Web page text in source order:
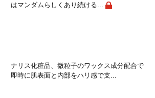
はマンダムらしくあり続ける...
ナリス化粧品、微粒子のワックス成分配合で
即時に肌表面と内部をハリ感で支...